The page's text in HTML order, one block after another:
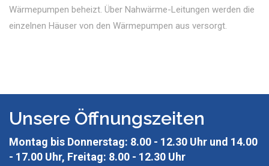
Wärmepumpen beheizt. Über Nahwärme-Leitungen werden die
einzelnen Häuser von den Wärmepumpen aus versorgt.
Unsere Öffnungszeiten
Montag bis Donnerstag: 8.00 - 12.30 Uhr und 14.00
- 17.00 Uhr, Freitag: 8.00 - 12.30 Uhr